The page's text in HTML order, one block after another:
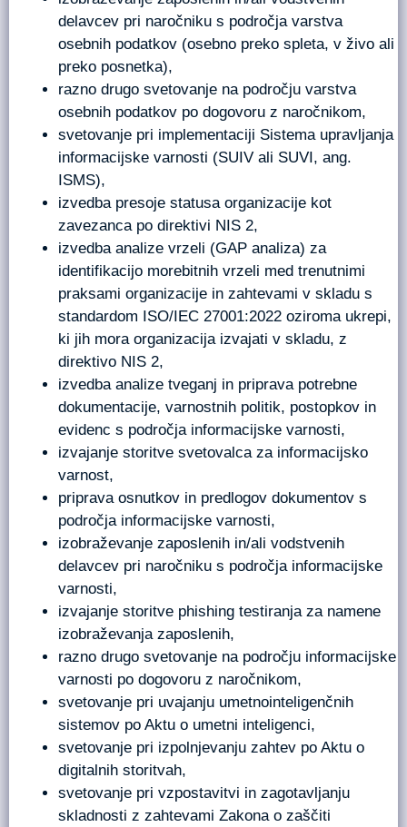
delavcev pri naročniku s področja varstva
osebnih podatkov (osebno preko spleta, v živo ali
preko posnetka),
razno drugo svetovanje na področju varstva
osebnih podatkov po dogovoru z naročnikom,
svetovanje pri implementaciji Sistema upravljanja
informacijske varnosti (SUIV ali SUVI, ang.
ISMS),
izvedba presoje statusa organizacije kot
zavezanca po direktivi NIS 2,
izvedba analize vrzeli (GAP analiza) za
identifikacijo morebitnih vrzeli med trenutnimi
praksami organizacije in zahtevami v skladu s
standardom ISO/IEC 27001:2022 oziroma ukrepi,
ki jih mora organizacija izvajati v skladu, z
direktivo NIS 2,
izvedba analize tveganj in priprava potrebne
dokumentacije, varnostnih politik, postopkov in
evidenc s področja informacijske varnosti,
izvajanje storitve svetovalca za informacijsko
varnost,
priprava osnutkov in predlogov dokumentov s
področja informacijske varnosti,
izobraževanje zaposlenih in/ali vodstvenih
delavcev pri naročniku s področja informacijske
varnosti,
izvajanje storitve phishing testiranja za namene
izobraževanja zaposlenih,
razno drugo svetovanje na področju informacijske
varnosti po dogovoru z naročnikom,
svetovanje pri uvajanju umetnointeligenčnih
sistemov po Aktu o umetni inteligenci,
svetovanje pri izpolnjevanju zahtev po Aktu o
digitalnih storitvah,
svetovanje pri vzpostavitvi in zagotavljanju
skladnosti z zahtevami Zakona o zaščiti